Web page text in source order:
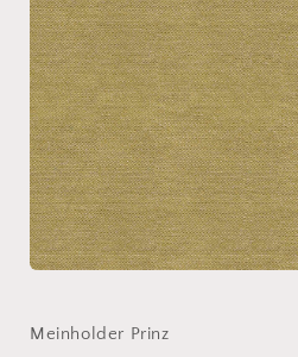
Modal
Meinholder Prinz